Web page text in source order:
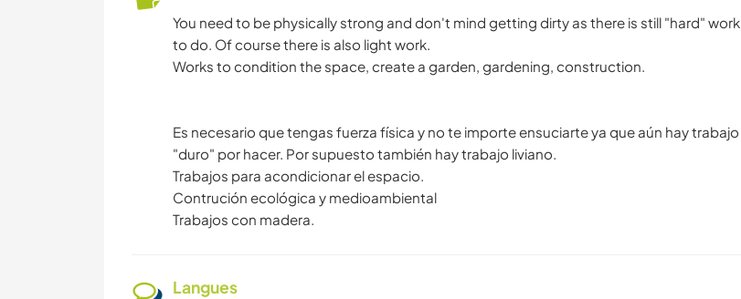
You need to be physically strong and don't mind getting dirty as there is still "hard" work
to do. Of course there is also light work.
Works to condition the space, create a garden, gardening, construction.
Es necesario que tengas fuerza física y no te importe ensuciarte ya que aún hay trabajo
"duro" por hacer. Por supuesto también hay trabajo liviano.
Trabajos para acondicionar el espacio.
Contrución ecológica y medioambiental
Trabajos con madera.
Langues